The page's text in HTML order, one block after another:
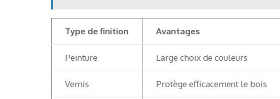
Type de finition Avantages
Peinture Large choix de couleurs
Vernis Protège efficacement le bois